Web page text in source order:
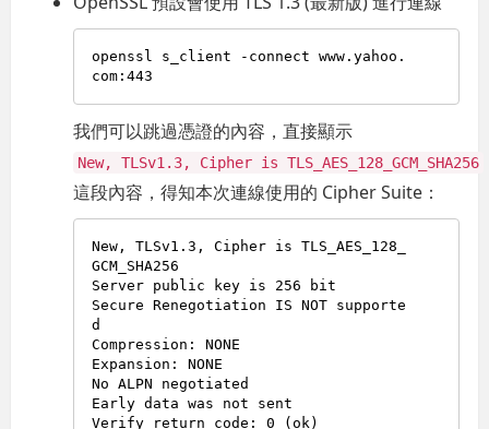
openssl s_client -connect www.yahoo.
我們可以跳過憑證的內容，直接顯示
New, TLSv1.3, Cipher is TLS_AES_128_GCM_SHA256
這段內容，得知本次連線使用的 Cipher Suite：
New, TLSv1.3, Cipher is TLS_AES_128_
GCM_SHA256
Server public key is 256 bit
Secure Renegotiation IS NOT supporte
d
Compression: NONE
Expansion: NONE
No ALPN negotiated
Early data was not sent